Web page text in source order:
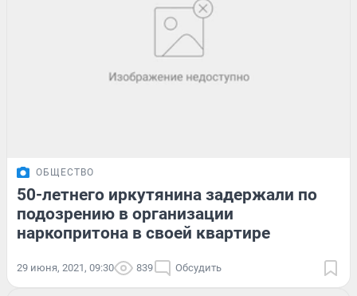
ОБЩЕСТВО
50-летнего иркутянина задержали по
подозрению в организации
наркопритона в своей квартире
29 июня, 2021, 09:30 839 Обсудить